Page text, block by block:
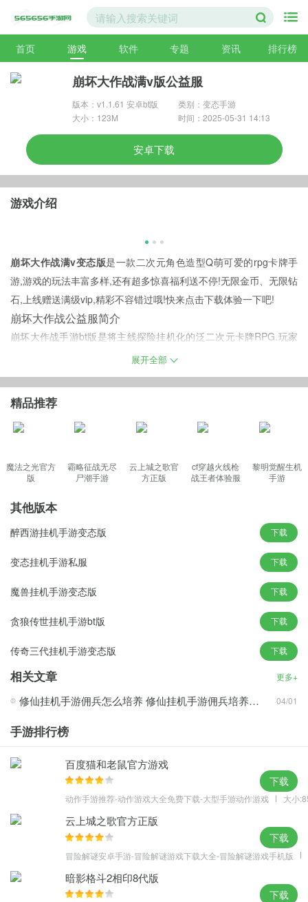
首页 游戏 软件 专题 资讯 排行榜
崩坏大作战满v版公益服
版本：v1.1.61 安卓bt版
类别：变态手游
大小：123M
时间：2025-05-31 14:13
安卓下载
游戏介绍
崩坏大作战满v变态版是一款二次元角色造型Q萌可爱的rpg卡牌手
游,游戏的玩法丰富多样,还有超多惊喜福利送不停!无限金币、无限钻
石,上线赠送满级vip,精彩不容错过哦!快来点击下载体验一下吧!
崩坏大作战公益服简介
崩坏大作战手游bt版是将主线探险挂机化的泛二次元卡牌RPG.玩家
在游戏中的终极目的是组建一支高达25人的强力团队,通过每一关探
可以通过提升英雄等级、觉醒、突破锻造武具以及进阶英雄提高角
色属性效果.主角更有特有的宿命神器,可以大幅度地提高主角属性和
技能.
崩坏大作战手游私服特色
· 不寻常的冒险旅程,经典同萌集会!
· 超萌英雄为你而战,打造最强战队!
· 建号即送999天VIP卡,上线赠送满级vip,钻石8888,金币30W
· 每天领取丰富好礼,首充即送闪金浩克,钻石2400
· 新服4天签到送闪金组合英雄,每月签到更有海量血钻
· 主线关卡收益提升20%,角色成长成本降低
· 游戏内置活动奖励更为优厚
展开全部
精品推荐
魔法之光官方
版
霸略征战无尽
尸潮手游
云上城之歌官
方正版
cf穿越火线枪
战王者体验服
黎明觉醒生机
手游
其他版本
醉西游挂机手游变态版 下载
变态挂机手游私服 下载
魔兽挂机手游变态版 下载
贪狼传世挂机手游bt版 下载
传奇三代挂机手游变态版 下载
相关文章 更多+
修仙挂机手游佣兵怎么培养 修仙挂机手游佣兵培养方法 04/01
手游排行榜
百度猫和老鼠官方游戏
动作手游推荐-动作游戏大全免费下载-大型手游动作游戏 大小
下载
云上城之歌官方正版
冒险解谜安卓手游-冒险解谜游戏下载大全-冒险解谜游戏手机版
下载
暗影格斗2相印8代版
下载